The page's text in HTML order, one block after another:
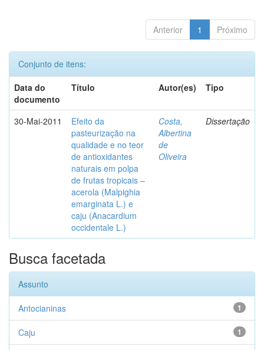
Anterior 1 Próximo
Conjunto de itens:
Data do
documento
Título Autor(es) Tipo
30-Mai-2011
Efeito da
pasteurização na
qualidade e no teor
de antioxidantes
naturais em polpa
de frutas tropicais –
acerola (Malpighia
emarginata L.) e
caju (Anacardium
occidentale L.)
Costa,
Albertina
de
Oliveira
Dissertação
Busca facetada
Assunto
1
Antocianinas
1
Caju